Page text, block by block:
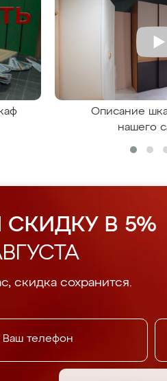
Описание
нашего
В 5%
скидка сохранится.